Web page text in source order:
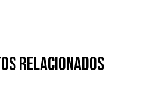
relacionados